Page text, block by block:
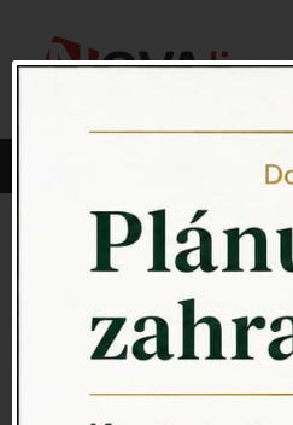
Vyberte si kategorii:
PÍTKO PRO PTÁKY
ZAHRADNÍ SOCHY
ZAHRADNÍ UMYVADLA
PTAČÍ BUDKY
Litinové škrabáky na boty